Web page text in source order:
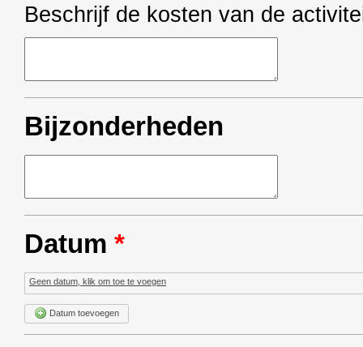
Beschrijf de kosten van de
Bijzonderheden
Datum *
Geen datum, klik om toe te voegen
Datum toevoegen